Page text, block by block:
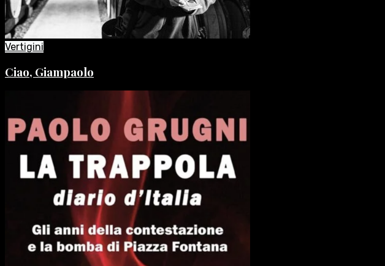
Vertigini
Ciao, Giampaolo